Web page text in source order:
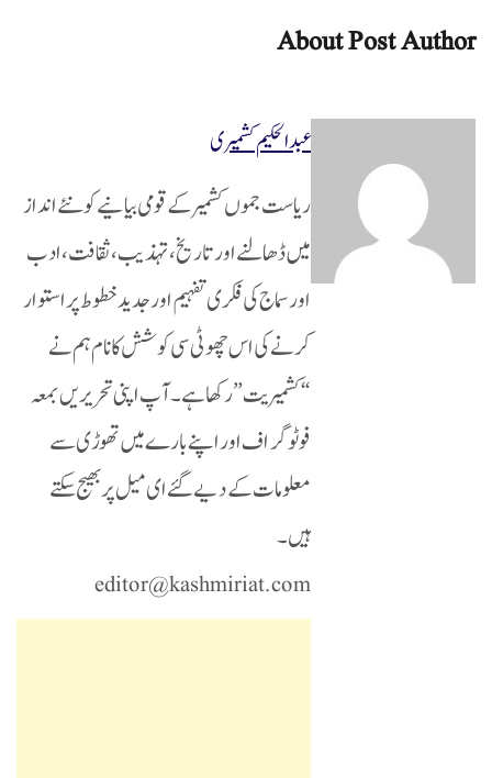
About Post Author
عبدالحکیم کشمیری
ریاست جموں کشمیر کے قومی بیانیے کو نئے انداز
میں ڈھالنے اور تاریخ، تہذیب، ثقافت، ادب
اور سماج کی فکری تفہیم اور جدید خطوط پر استوار
کرنے کی اس چھوٹی سی کوشش کا نام ہم نے
“کشمیریت” رکھا ہے۔ آپ اپنی تحریریں بمعہ
فوٹوگراف اور اپنے بارے میں تھوڑی سے
معلومات کے دیے گئے ای میل پر بھیج سکتے
ہیں۔
editor@kashmiriat.com